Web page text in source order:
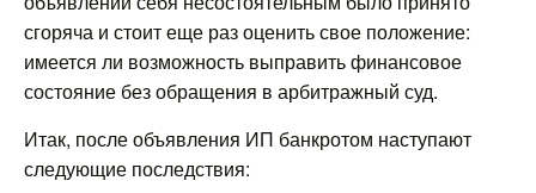
сгоряча и стоит еще раз оценить свое положение:
имеется ли возможность выправить финансовое
состояние без обращения в арбитражный суд.
Итак, после объявления ИП банкротом наступают
следующие последствия: